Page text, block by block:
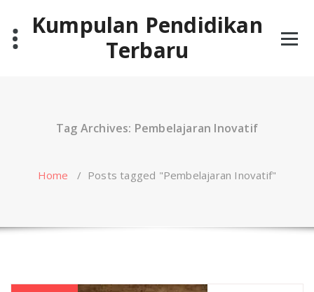
contentKumpulan Pendidikan
Terbaru
Tag Archives: Pembelajaran Inovatif
Home / Posts tagged "Pembelajaran Inovatif"